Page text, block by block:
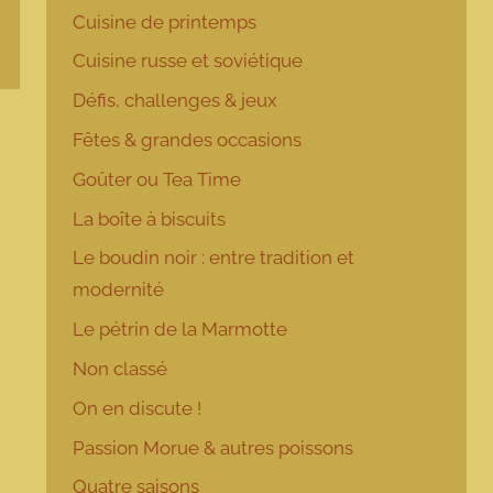
Cuisine de printemps
Cuisine russe et soviétique
Défis, challenges & jeux
Fêtes & grandes occasions
Goûter ou Tea Time
La boîte à biscuits
Le boudin noir : entre tradition et
modernité
Le pétrin de la Marmotte
Non classé
On en discute !
Passion Morue & autres poissons
Quatre saisons